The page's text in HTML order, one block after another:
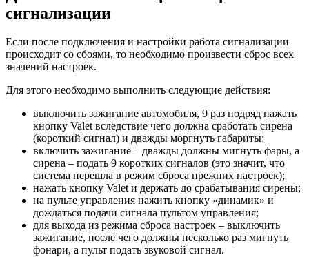
сигнализации
Если после подключения и настройки работа сигнализации
происходит со сбоями, то необходимо произвести сброс всех
значений настроек.
Для этого необходимо выполнить следующие действия:
выключить зажигание автомобиля, 9 раз подряд нажать
кнопку Valet вследствие чего должна сработать сирена
(короткий сигнал) и дважды моргнуть габариты;
включить зажигание – дважды должны мигнуть фары, а
сирена – подать 9 коротких сигналов (это значит, что
система перешла в режим сброса прежних настроек);
нажать кнопку Valet и держать до срабатывания сирены;
на пульте управления нажить кнопку «динамик» и
дождаться подачи сигнала пультом управления;
для выхода из режима сброса настроек – выключить
зажигание, после чего должны несколько раз мигнуть
фонари, а пульт подать звуковой сигнал.